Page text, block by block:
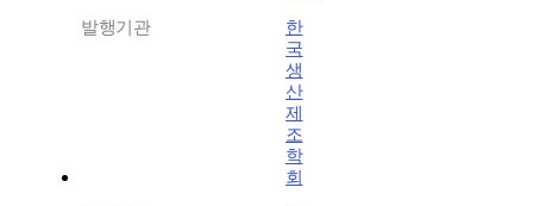
발행기관
한
국
생
산
제
조
학
회